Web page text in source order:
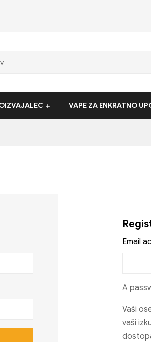
VAPE ZA ENKRATNO
Email
A
Vaši
vaši